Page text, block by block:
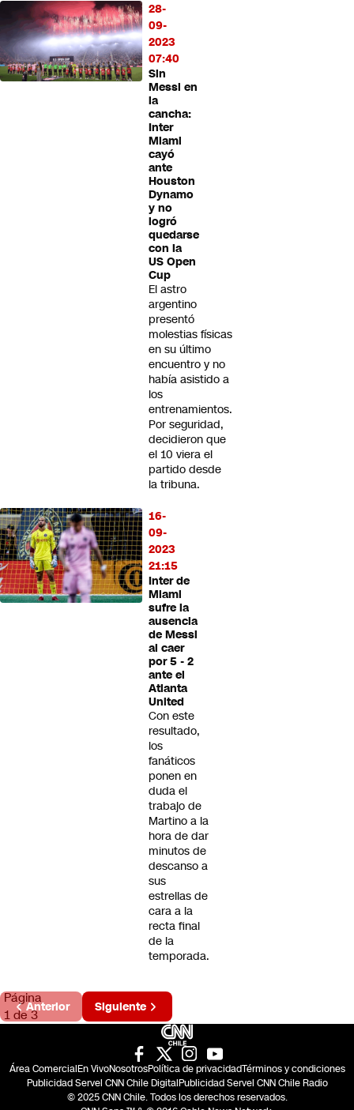
28-
09-
2023
07:40
Sin
Messi en
la
cancha:
Inter
Miami
cayó
ante
Houston
Dynamo
y no
logró
quedarse
con la
US Open
Cup
El astro
argentino
presentó
molestias físicas
en su último
encuentro y no
había asistido a
los
entrenamientos.
Por seguridad,
decidieron que
el 10 viera el
partido desde
la tribuna.
16-
09-
2023
21:15
Inter de
Miami
sufre la
ausencia
de Messi
al caer
por 5 - 2
ante el
Atlanta
United
Con este
resultado,
los
fanáticos
ponen en
duda el
trabajo de
Martino a la
hora de dar
minutos de
descanso a
sus
estrellas de
cara a la
recta final
de la
temporada.
Página
1 de 3
Anterior Siguiente
Área ComercialEn VivoNosotrosPolítica de privacidadTérminos y condiciones
Publicidad Servel CNN Chile DigitalPublicidad Servel CNN Chile Radio
© 2025 CNN Chile. Todos los derechos reservados.